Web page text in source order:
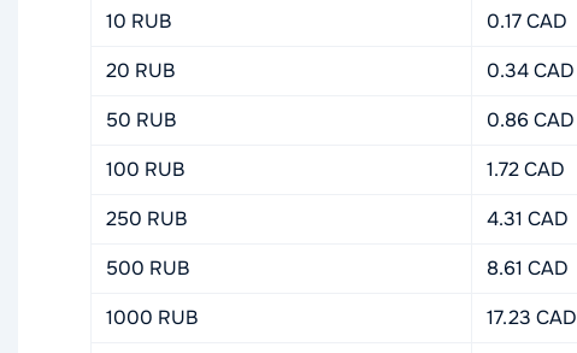
10 RUB
0.17 CAD
20 RUB
0.34 CAD
50 RUB
0.86 CAD
100 RUB
1.72 CAD
250 RUB
4.31 CAD
500 RUB
8.61 CAD
1000 RUB
17.23 CAD